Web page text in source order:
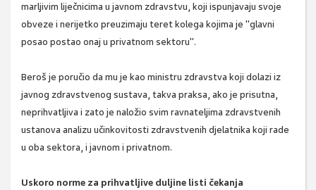
marljivim liječnicima u javnom zdravstvu, koji ispunjavaju svoje
obveze i nerijetko preuzimaju teret kolega kojima je "glavni
posao postao onaj u privatnom sektoru".
Beroš je poručio da mu je kao ministru zdravstva koji dolazi iz
javnog zdravstvenog sustava, takva praksa, ako je prisutna,
neprihvatljiva i zato je naložio svim ravnateljima zdravstvenih
ustanova analizu učinkovitosti zdravstvenih djelatnika koji rade
u oba sektora, i javnom i privatnom.
Uskoro norme za prihvatljive duljine listi čekanja